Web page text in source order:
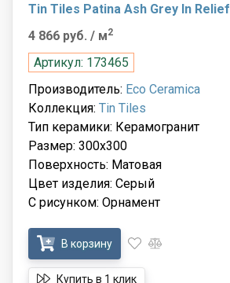
Tin Tiles Patina Ash Grey In Relief
4 866 руб. / м2
Артикул: 173465
Производитель: Eco Ceramica
Коллекция: Tin Tiles
Тип керамики: Керамогранит
Размер: 300x300
Поверхность: Матовая
Цвет изделия: Серый
С рисунком: Орнамент
В корзину
Купить в 1 клик